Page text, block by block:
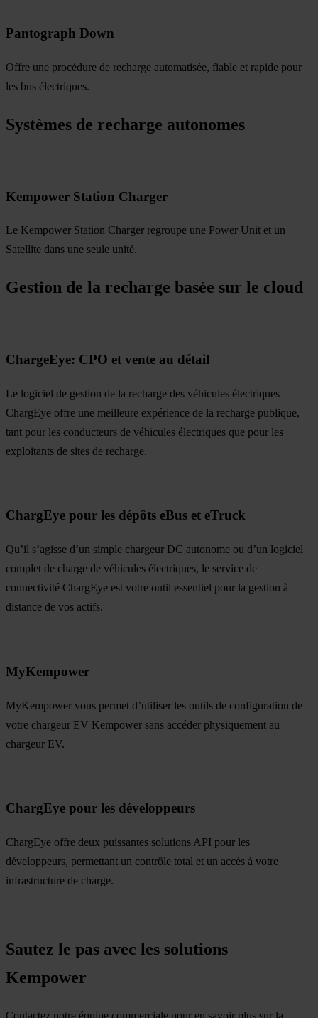
Pantograph Down
Offre une procédure de recharge automatisée, fiable et rapide pour
les bus électriques.
Systèmes de recharge autonomes
Kempower Station Charger
Le Kempower Station Charger regroupe une Power Unit et un
Satellite dans une seule unité.
Gestion de la recharge basée sur le cloud
ChargeEye: CPO et vente au détail
Le logiciel de gestion de la recharge des véhicules électriques
ChargEye offre une meilleure expérience de la recharge publique,
tant pour les conducteurs de véhicules électriques que pour les
exploitants de sites de recharge.
ChargEye pour les dépôts eBus et eTruck
Qu’il s’agisse d’un simple chargeur DC autonome ou d’un logiciel
complet de charge de véhicules électriques, le service de
connectivité ChargEye est votre outil essentiel pour la gestion à
distance de vos actifs.
MyKempower
MyKempower vous permet d’utiliser les outils de configuration de
votre chargeur EV Kempower sans accéder physiquement au
chargeur EV.
ChargEye pour les développeurs
ChargEye offre deux puissantes solutions API pour les
développeurs, permettant un contrôle total et un accès à votre
infrastructure de charge.
Sautez le pas avec les solutions
Kempower
Contactez notre équipe commerciale pour en savoir plus sur la